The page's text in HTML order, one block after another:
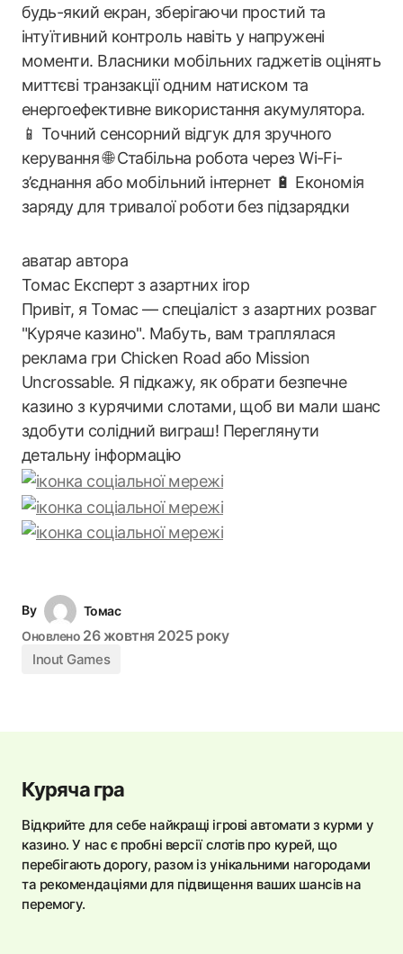
будь-який екран, зберігаючи простий та
інтуїтивний контроль навіть у напружені
моменти. Власники мобільних гаджетів оцінять
миттєві транзакції одним натиском та
енергоефективне використання акумулятора.
📱 Точний сенсорний відгук для зручного
керування 🌐 Стабільна робота через Wi-Fi-
з’єднання або мобільний інтернет 🔋 Економія
заряду для тривалої роботи без підзарядки
Томас Експерт з азартних ігор
Привіт, я Томас — спеціаліст з азартних розваг
"Куряче казино". Мабуть, вам траплялася
реклама гри Chicken Road або Mission
Uncrossable. Я підкажу, як обрати безпечне
казино з курячими слотами, щоб ви мали шанс
здобути солідний виграш! Переглянути
детальну інформацію
By
Томас
Оновлено 26 жовтня 2025 року
Inout Games
Куряча гра
Відкрийте для себе найкращі ігрові автомати з курми у
казино. У нас є пробні версії слотів про курей, що
перебігають дорогу, разом із унікальними нагородами
та рекомендаціями для підвищення ваших шансів на
перемогу.